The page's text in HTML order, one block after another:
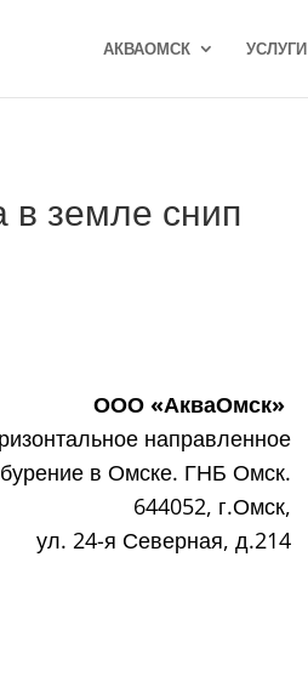
АКВАОМСК УСЛУГИ
в земле снип
ООО «АкваОмск»
направленное
бурение в Омске. ГНБ Омск.
644052, г.Омск,
ул. 24-я Северная, д.214